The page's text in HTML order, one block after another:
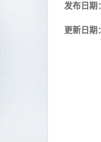
发布日期
更新日期